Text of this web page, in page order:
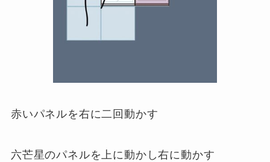
赤いパネルを右に二回動かす
六芒星のパネルを上に動かし右に動かす